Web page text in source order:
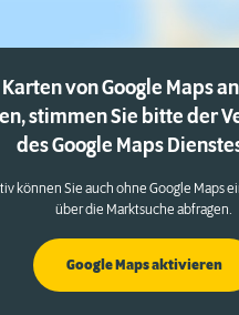
von Google Maps
stimmen Sie bitte der
des Google Maps
können Sie auch ohne Google Maps
über die Marktsuche abfragen.
Google Maps aktivieren